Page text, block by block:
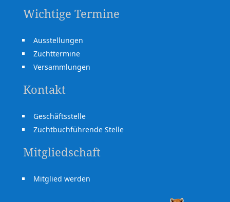
Wichtige Termine
Ausstellungen
Zuchttermine
Versammlungen
Kontakt
Geschäftsstelle
Zuchtbuchführende Stelle
Mitgliedschaft
Mitglied werden